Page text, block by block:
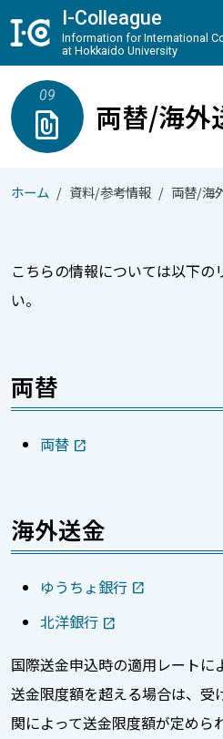
メインコンテンツへスキップ
I-Colleague
Information for International
at Hokkaido University
09
file_present 両替/海外
ホーム 資料/参考情報 両替/海
こちらの情報については以下の
い。
両替
両替
海外送金
ゆうちょ銀行
北洋銀行
国際送金申込時の適用レートに
送金限度額を超える場合は、受
関によって送金限度額が定めら